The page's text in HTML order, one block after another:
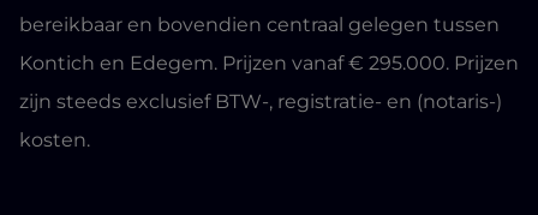
bereikbaar en bovendien centraal gelegen tussen
Kontich en Edegem. Prijzen vanaf € 295.000. Prijzen
zijn steeds exclusief BTW-, registratie- en (notaris-)
kosten.